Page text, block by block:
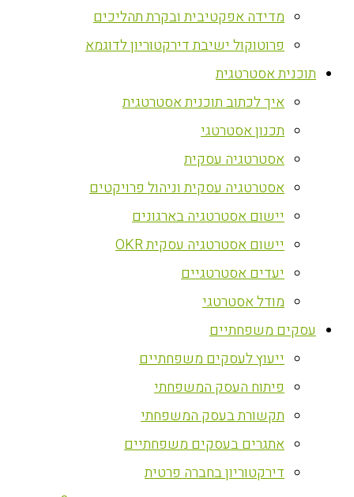
מדידה אפקטיבית ובקרת תהליכים
פרוטוקול ישיבת דירקטוריון לדוגמא
‏תוכנית אסטרטגית
איך לכתוב תוכנית אסטרטגית
תכנון אסטרטגי
אסטרטגיה עסקית
אסטרטגיה עסקית וניהול פרויקטים
יישום אסטרטגיה בארגונים
יישום אסטרטגיה עסקית OKR
יעדים אסטרטגיים
מודל אסטרטגי
עסקים משפחתיים
ייעוץ לעסקים משפחתיים
פיתוח העסק המשפחתי
תקשורת בעסק המשפחתי
אתגרים בעסקים משפחתיים
דירקטוריון בחברה פרטית